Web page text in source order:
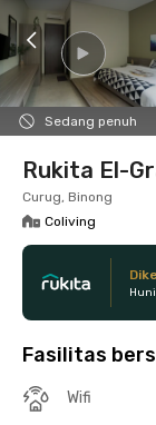
Sedang penuh
7
Foto
Rukita El-
Curug, Binong
Coliving
Fasilitas
Wifi